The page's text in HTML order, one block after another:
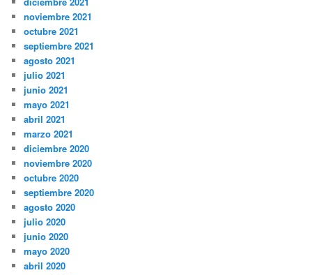
noviembre 2021
octubre 2021
septiembre 2021
agosto 2021
julio 2021
junio 2021
mayo 2021
abril 2021
marzo 2021
diciembre 2020
noviembre 2020
octubre 2020
septiembre 2020
agosto 2020
julio 2020
junio 2020
mayo 2020
abril 2020